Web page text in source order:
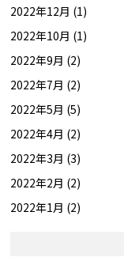
2022年12月 (1)
2022年10月 (1)
2022年9月 (2)
2022年7月 (2)
2022年5月 (5)
2022年4月 (2)
2022年3月 (3)
2022年2月 (2)
2022年1月 (2)